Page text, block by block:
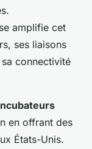
amplifie cet
ses liaisons
connectivité
en offrant des
États-Unis.